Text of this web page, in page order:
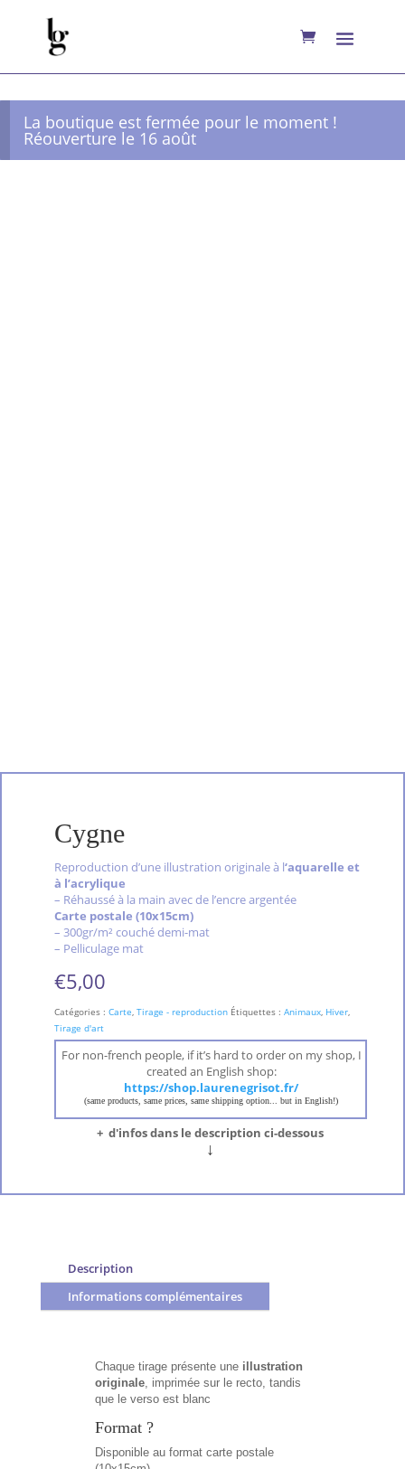
La boutique est fermée pour le moment !
Réouverture le 16 août
Cygne
Reproduction d’une illustration originale à l‘aquarelle et
à l’acrylique
– Réhaussé à la main avec de l’encre argentée
Carte postale (10x15cm)
– 300gr/m² couché demi-mat
– Pelliculage mat
€5,00
Catégories :Carte,Tirage - reproduction Étiquettes :Animaux, Hiver,
Tirage d'art
For non-french people, if it’s hard to order on my shop, I
created an English shop:
https://shop.laurenegrisot.fr/
(same products, same prices, same shipping option... but in English!)
+ d'infos dans le description ci-dessous
↓
Description
Informations complémentaires
Chaque tirage présente une illustration
originale, imprimée sur le recto, tandis
que le verso est blanc
Format ?
Disponible au format carte postale